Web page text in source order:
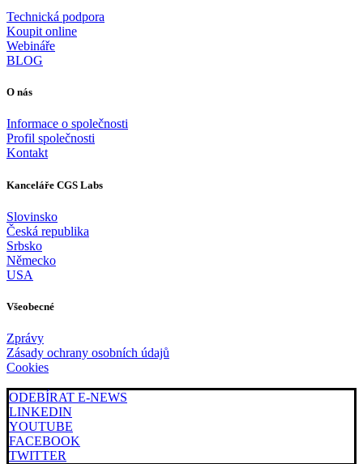
Technická podpora
Koupit online
Webináře
BLOG
O nás
Informace o společnosti
Profil společnosti
Kontakt
Kanceláře CGS Labs
Slovinsko
Česká republika
Srbsko
Německo
USA
Všeobecné
Zprávy
Zásady ochrany osobních údajů
Cookies
ODEBÍRAT E-NEWS
LINKEDIN
YOUTUBE
FACEBOOK
TWITTER